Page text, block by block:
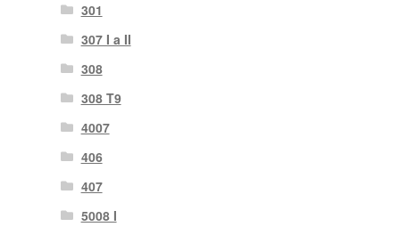
301
307 I a II
308
308 T9
4007
406
407
5008 I